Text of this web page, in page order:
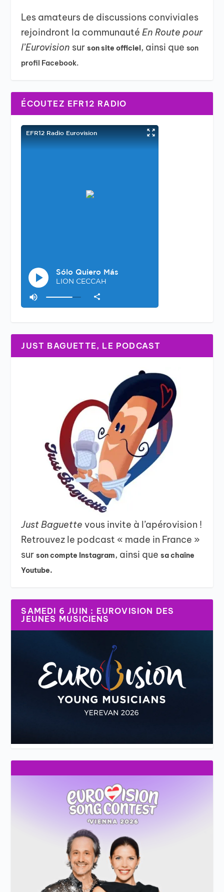
Les amateurs de discussions conviviales
rejoindront la communautéEn Route pour
l’Eurovision surson site officiel, ainsi queson
profil Facebook.
ÉCOUTEZ EFR12 RADIO
JUST BAGUETTE, LE PODCAST
Just Baguettevous invite à l’apérovision !
Retrouvez le podcast « made in France »
surson compte Instagram, ainsi quesa chaîne
Youtube.
SAMEDI 6 JUIN : EUROVISION DES
JEUNES MUSICIENS